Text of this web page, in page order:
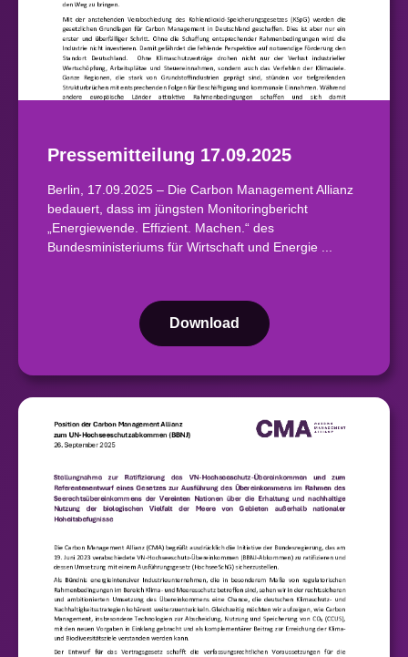
Pressemitteilung 17.09.2025
Berlin, 17.09.2025 – Die Carbon Management Allianz
bedauert, dass im jüngsten Monitoringbericht
„Energiewende. Effizient. Machen.“ des
Bundesministeriums für Wirtschaft und Energie ...
Download